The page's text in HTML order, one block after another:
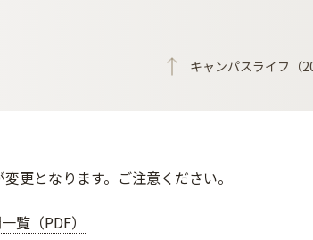
キャンパスライフ（
更となります。ご注意ください。
覧（PDF）